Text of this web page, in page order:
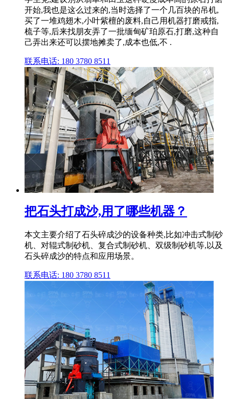
开始,我也是这么过来的,当时选择了一个几百块的吊机,
买了一堆鸡翅木,小叶紫檀的废料,自己用机器打磨戒指,
梳子等,后来找朋友弄了一批缅甸矿珀原石,打磨,这种自
己弄出来还可以摆地摊卖了,成本也低,不 .
联系电话: 180 3780 8511
把石头打成沙,用了哪些机器？
本文主要介绍了石头碎成沙的设备种类,比如冲击式制砂
机、对辊式制砂机、复合式制砂机、双级制砂机等,以及
石头碎成沙的特点和应用场景。
联系电话: 180 3780 8511